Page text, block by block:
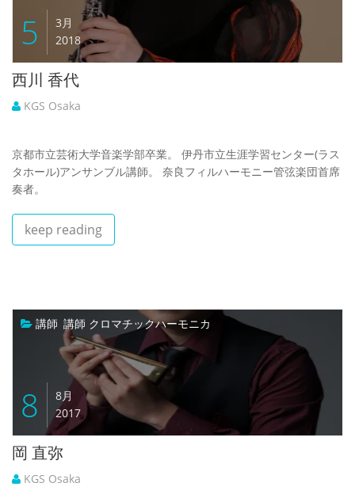
5
3月
2018
西川 香代
KGS Osaka
京都市立芸術大学音楽学部卒業。 伊丹市立生涯学習センター(ラス
タホール)アンサンブル講師。 奈良フィルハーモニー管弦楽団首席
奏者。
keep reading
講師 講師 クロマチックハーモニカ
8
8月
2017
岡 直弥
KGS Osaka